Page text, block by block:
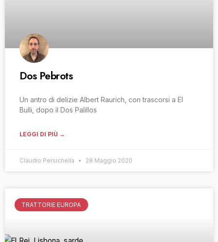
Dos Pebrots
Un antro di delizie Albert Raurich, con trascorsi a El
Bulli, dopo il Dos Palillos
LEGGI DI PIÙ →
Claudio Persichella 28 Maggio 2020
TRATTORIE EUROPA